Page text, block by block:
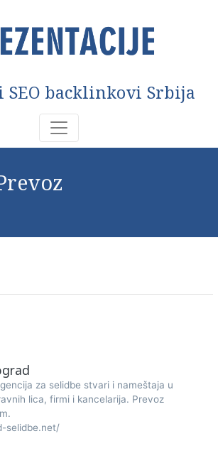
backlinkovi Srbija
za selidbe stvari i nameštaja u
lica, firmi i kancelarija. Prevoz
selidbe.net/